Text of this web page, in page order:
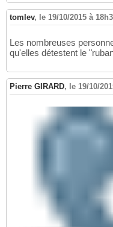
tomlev, le 19/10/2015 à
Les nombreuses
qu'elles détestent le
Pierre GIRARD, le 19/10/